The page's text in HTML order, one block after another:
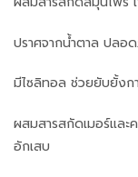
ปราศจากน้ำตาล ปลอ
มีไซลิทอล ช่วยยับยั้งก
ผสมสารสกัดเมอร์และ
อักเสบ